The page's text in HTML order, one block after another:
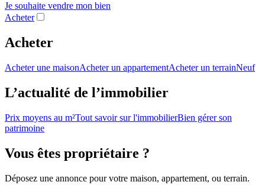
Je souhaite vendre mon bien
Acheter
Acheter
Acheter une maisonAcheter un appartementAcheter un terrainNeuf
L’actualité de l’immobilier
Prix moyens au m²Tout savoir sur l'immobilierBien gérer son
patrimoine
Vous êtes propriétaire ?
Déposez une annonce pour votre maison, appartement, ou terrain.